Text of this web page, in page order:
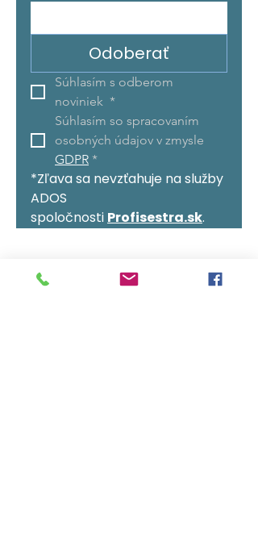
Odoberať
Súhlasím s odberom
noviniek *
Súhlasím so spracovaním
GDPR *
*Zľava sa nevzťahuje na služby
ADOS
spoločnosti Profisestra.sk.